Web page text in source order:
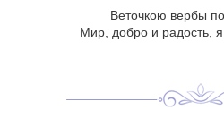
Веточкою вербы по
Мир, добро и радость, я